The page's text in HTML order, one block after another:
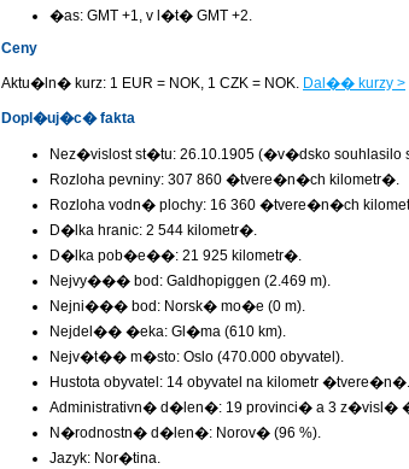
�as: GMT +1, v l�t� GMT +2.
Ceny
Aktu�ln� kurz: 1 EUR = NOK, 1 CZK = NOK. Dal�� kurzy >
Dopl�uj�c� fakta
Nez�vislost st�tu: 26.10.1905 (�v�dsko souhlasilo
Rozloha pevniny: 307 860 �tvere�n�ch kilometr�.
Rozloha vodn� plochy: 16 360 �tvere�n�ch
D�lka hranic: 2 544 kilometr�.
D�lka pob�e��: 21 925 kilometr�.
Nejvy��� bod: Galdhopiggen (2.469 m).
Nejni��� bod: Norsk� mo�e (0 m).
Nejdel�� �eka: Gl�ma (610 km).
Nejv�t�� m�sto: Oslo (470.000 obyvatel).
Hustota obyvatel: 14 obyvatel na kilometr �tvere�n�.
Administrativn� d�len�: 19 provinci� a 3 z�visl�
N�rodnostn� d�len�: Norov� (96 %).
Jazyk: Nor�tina.